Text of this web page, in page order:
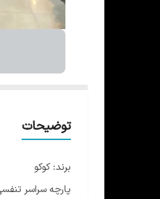
توضیحات
برند: کوکو
پارچه سراسر